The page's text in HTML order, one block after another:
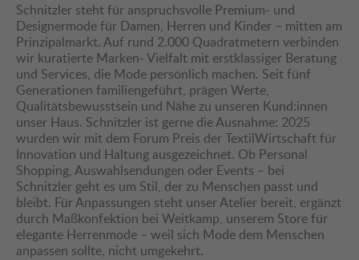
Schnitzler steht für anspruchsvolle Premium- und
Designermode für Damen, Herren und Kinder – mitten am
Prinzipalmarkt. Auf rund 2.000 Quadratmetern verbinden
wir kuratierte Marken- Vielfalt mit erstklassiger Beratung
und Services, die Mode persönlich machen. Seit fünf
Generationen familiengeführt, prägen Werte,
Qualitätsbewusstsein und Nähe zu unseren Kund:innen
unser Haus. Schnitzler ist gerne die Ausnahme: 2025
wurden wir mit dem Forum Preis der TextilWirtschaft für
Innovation und Haltung ausgezeichnet. Ob Personal
Shopping, Auswahlsendungen oder Events – bei
Schnitzler geht es um Stil, der zu Menschen passt und
bleibt. Für Anpassungen steht unser Atelier bereit, ergänzt
durch Maßkonfektion bei Weitkamp, unserem Store für
elegante Herrenmode – weil sich Mode dem Menschen
anpassen sollte, nicht umgekehrt.